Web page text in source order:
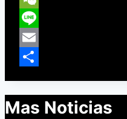
WeChat
Line
Email
Mas Noticias